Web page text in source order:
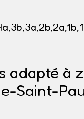
adapté à
Saint-